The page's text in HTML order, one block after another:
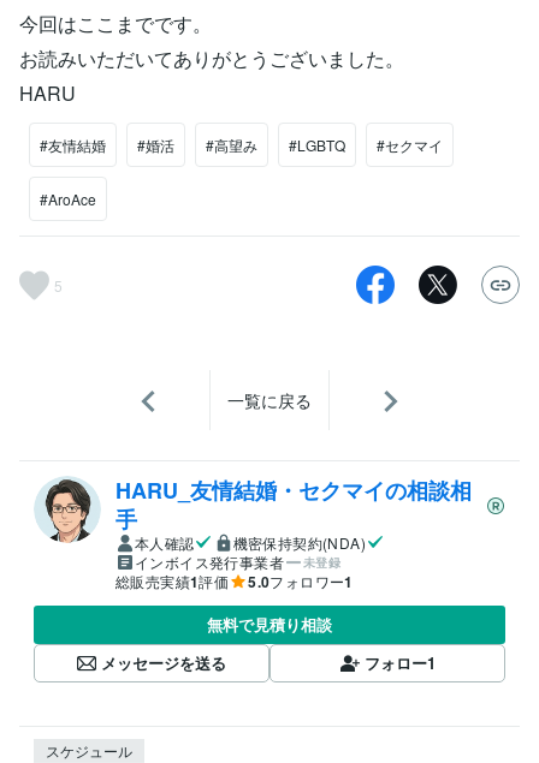
今回はここまでです。
お読みいただいてありがとうございました。
HARU
#友情結婚 #婚活 #高望み #LGBTQ #セクマイ
#AroAce
5
一覧に戻る
HARU_友情結婚・セクマイの相談相
手
本人確認
機密保持契約(NDA)
インボイス発行事業者
未登録
総販売実績1評価 5.0フォロワー1
無料で見積り相談
メッセージを送る
フォロー1
スケジュール